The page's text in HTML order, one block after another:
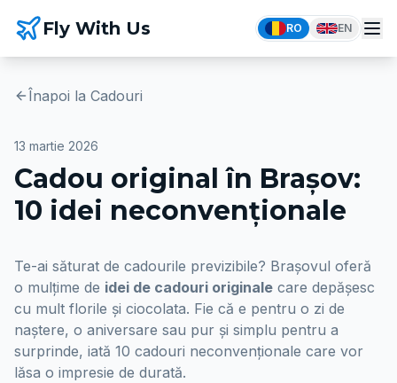
Fly With Us RO EN
Înapoi la Cadouri
13 martie 2026
Cadou original în Brașov:
10 idei neconvenționale
Te-ai săturat de cadourile previzibile? Brașovul oferă
o mulțime de idei de cadouri originale care depășesc
cu mult florile și ciocolata. Fie că e pentru o zi de
naștere, o aniversare sau pur și simplu pentru a
surprinde, iată 10 cadouri neconvenționale care vor
lăsa o impresie de durată.